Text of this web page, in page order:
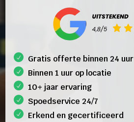
Gratis offerte binnen 24 uur
Binnen 1 uur op locatie
10+ jaar ervaring
Spoedservice 24/7
Erkend en gecertificeerd